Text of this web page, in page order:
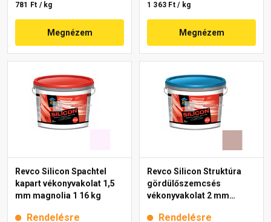
781 Ft / kg
Megnézem
1 363 Ft / kg
Megnézem
Revco Silicon Spachtel
kapart vékonyvakolat 1,5
mm magnolia 1 16 kg
Rendelésre
Revco Silicon Struktúra
gördülőszemcsés
vékonyvakolat 2 mm
Rendelésre